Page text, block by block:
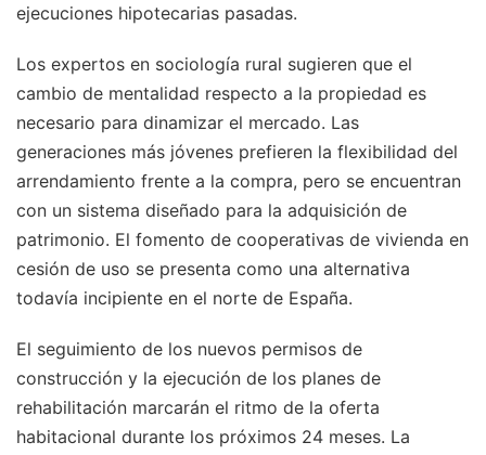
ejecuciones hipotecarias pasadas.
Los expertos en sociología rural sugieren que el
cambio de mentalidad respecto a la propiedad es
necesario para dinamizar el mercado. Las
generaciones más jóvenes prefieren la flexibilidad del
arrendamiento frente a la compra, pero se encuentran
con un sistema diseñado para la adquisición de
patrimonio. El fomento de cooperativas de vivienda en
cesión de uso se presenta como una alternativa
todavía incipiente en el norte de España.
El seguimiento de los nuevos permisos de
construcción y la ejecución de los planes de
rehabilitación marcarán el ritmo de la oferta
habitacional durante los próximos 24 meses. La